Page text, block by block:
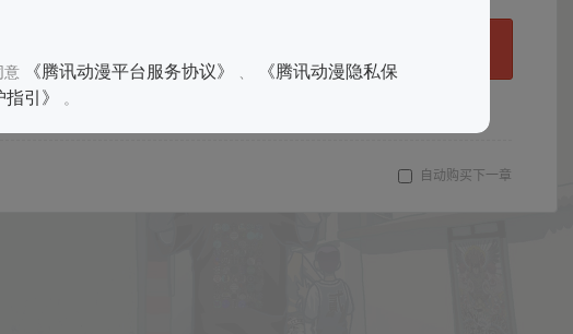
意 《腾讯动漫平台服务协议》
《腾讯动漫隐私保
指引》
。